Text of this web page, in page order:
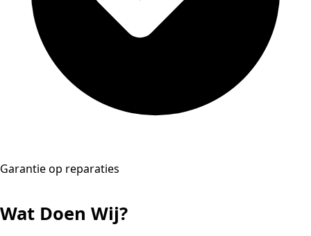
Garantie op reparaties
Wat Doen Wij?